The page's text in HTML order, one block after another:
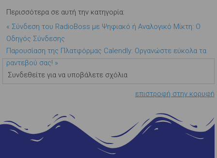
Περισσότερα σε αυτή την κατηγορία:
« Σύνδεση του RadioBoss με Ψηφιακό ή Αναλογικό Μίκτη: Ο
Οδηγός Σύνδεσης
Παρουσίαση της Πλατφόρμας Calendly: Οργανώστε εύκολα τα
ραντεβού σας! »
Συνδεθείτε για να υποβάλετε σχόλια
επιστροφή στην κορυφή